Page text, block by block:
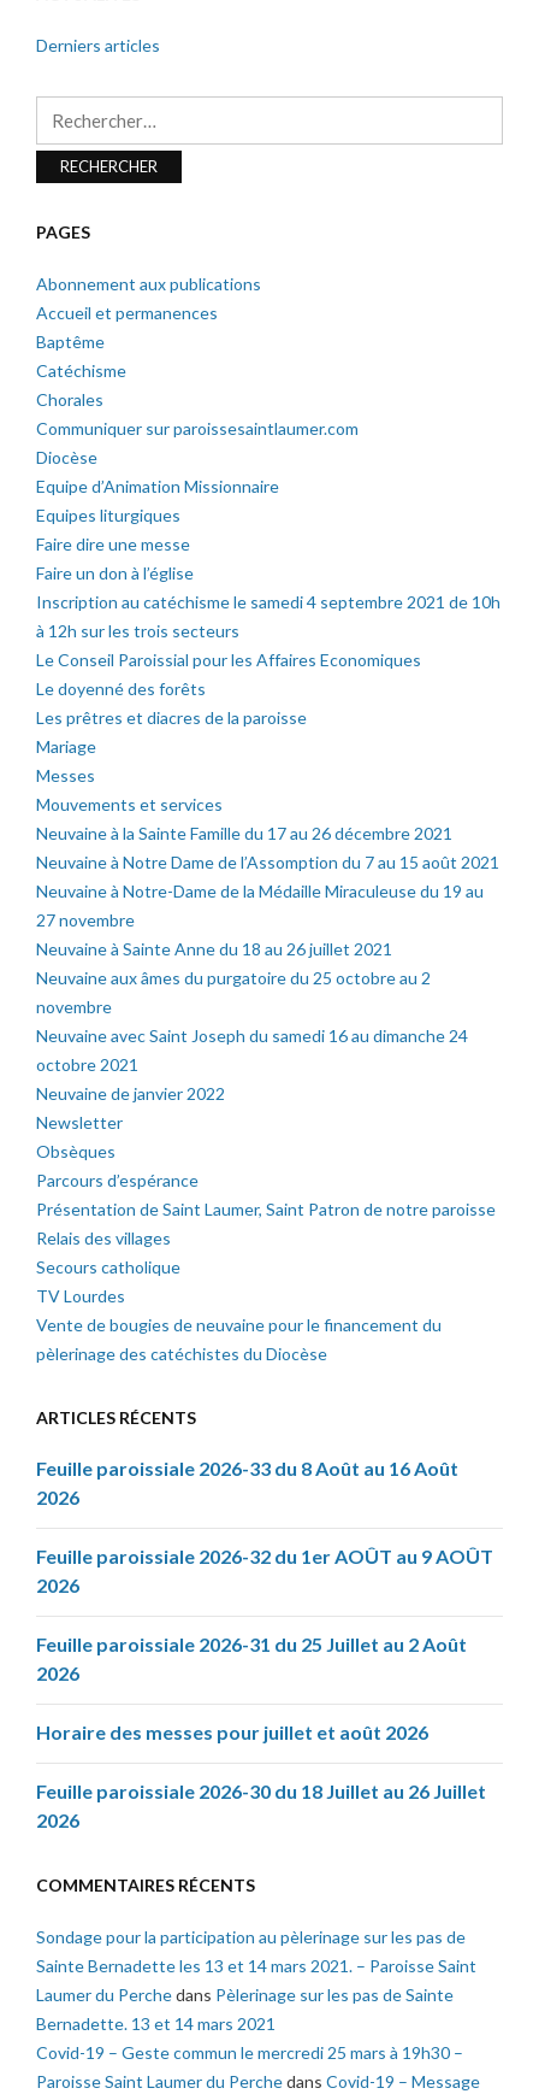
Derniers articles
PAGES
Abonnement aux publications
Accueil et permanences
Baptême
Catéchisme
Chorales
Communiquer sur paroissesaintlaumer.com
Diocèse
Equipe d’Animation Missionnaire
Equipes liturgiques
Faire dire une messe
Faire un don à l’église
Inscription au catéchisme le samedi 4 septembre 2021 de 10h
à 12h sur les trois secteurs
Le Conseil Paroissial pour les Affaires Economiques
Le doyenné des forêts
Les prêtres et diacres de la paroisse
Mariage
Messes
Mouvements et services
Neuvaine à la Sainte Famille du 17 au 26 décembre 2021
Neuvaine à Notre Dame de l’Assomption du 7 au 15 août 2021
Neuvaine à Notre-Dame de la Médaille Miraculeuse du 19 au
27 novembre
Neuvaine à Sainte Anne du 18 au 26 juillet 2021
Neuvaine aux âmes du purgatoire du 25 octobre au 2
novembre
Neuvaine avec Saint Joseph du samedi 16 au dimanche 24
octobre 2021
Neuvaine de janvier 2022
Newsletter
Obsèques
Parcours d’espérance
Présentation de Saint Laumer, Saint Patron de notre paroisse
Relais des villages
Secours catholique
TV Lourdes
Vente de bougies de neuvaine pour le financement du
pèlerinage des catéchistes du Diocèse
ARTICLES RÉCENTS
Feuille paroissiale 2026-33 du 8 Août au 16 Août
2026
Feuille paroissiale 2026-32 du 1er AOÛT au 9 AOÛT
2026
Feuille paroissiale 2026-31 du 25 Juillet au 2 Août
2026
Horaire des messes pour juillet et août 2026
Feuille paroissiale 2026-30 du 18 Juillet au 26 Juillet
2026
COMMENTAIRES RÉCENTS
Sondage pour la participation au pèlerinage sur les pas de
Sainte Bernadette les 13 et 14 mars 2021. – Paroisse Saint
Laumer du Perchedans Pèlerinage sur les pas de Sainte
Bernadette. 13 et 14 mars 2021
Covid-19 – Geste commun le mercredi 25 mars à 19h30 –
Paroisse Saint Laumer du Perchedans Covid-19 – Message